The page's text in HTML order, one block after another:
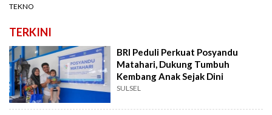
TEKNO
TERKINI
BRI Peduli Perkuat Posyandu
Matahari, Dukung Tumbuh
Kembang Anak Sejak Dini
SULSEL